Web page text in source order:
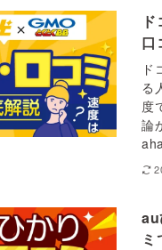
口
ド
る
度
論
au